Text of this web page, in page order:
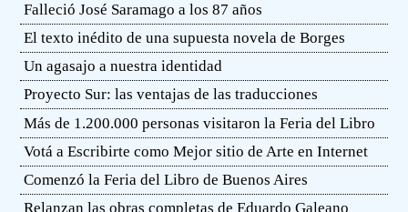
Falleció José Saramago a los 87 años
El texto inédito de una supuesta novela de Borges
Un agasajo a nuestra identidad
Proyecto Sur: las ventajas de las traducciones
Más de 1.200.000 personas visitaron la Feria del Libro
Votá a Escribirte como Mejor sitio de Arte en Internet
Comenzó la Feria del Libro de Buenos Aires
Relanzan las obras completas de Eduardo Galeano